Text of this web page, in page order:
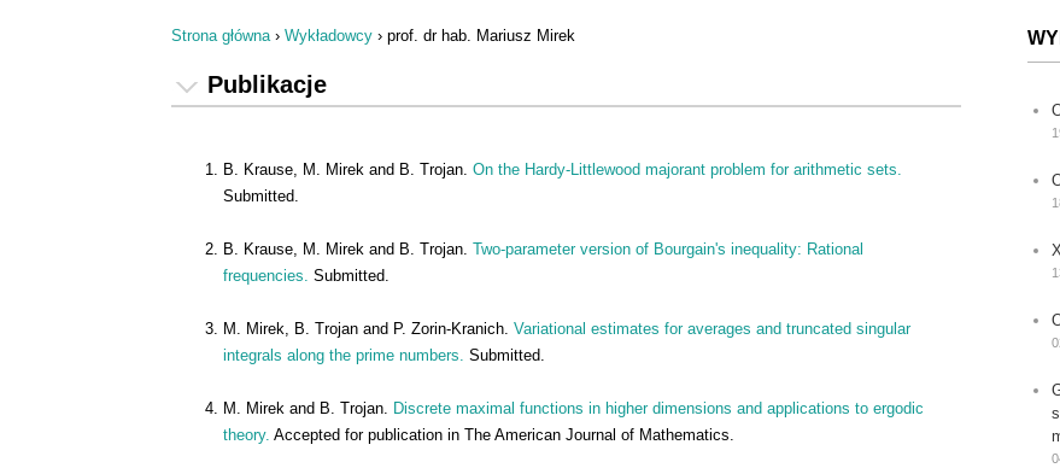
Strona główna› Wykładowcy › prof. dr hab. Mariusz Mirek
Publikacje
B. Krause, M. Mirek and B. Trojan. On the Hardy-Littlewood majorant problem for arithmetic sets.
Submitted.
B. Krause, M. Mirek and B. Trojan. Two-parameter version of Bourgain's inequality: Rational
frequencies. Submitted.
M. Mirek, B. Trojan and P. Zorin-Kranich. Variational estimates for averages and truncated singular
integrals along the prime numbers. Submitted.
M. Mirek and B. Trojan. Discrete maximal functions in higher dimensions and applications to ergodic
theory. Accepted for publication in The American Journal of Mathematics.